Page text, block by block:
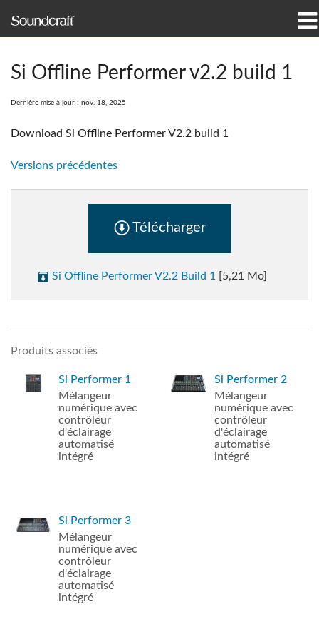
Support
Langue/Région
Si Offline Performer v2.2 build 1
Dernière mise à jour : nov. 18, 2025
Download Si Offline Performer V2.2 build 1
Versions précédentes
Télécharger
Si Offline Performer V2.2 Build 1 [5,21 Mo]
Produits associés
Si Performer 1
Mélangeur
numérique avec
contrôleur
d'éclairage
automatisé
intégré
Si Performer 2
Mélangeur
numérique avec
contrôleur
d'éclairage
automatisé
intégré
Si Performer 3
Mélangeur
numérique avec
contrôleur
d'éclairage
automatisé
intégré